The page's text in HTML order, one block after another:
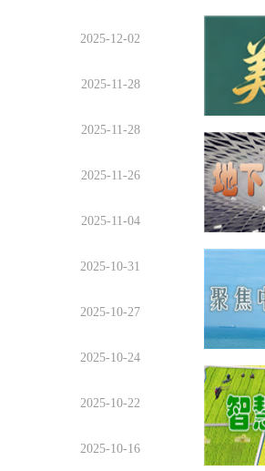
2025-12-02
2025-11-28
2025-11-28
2025-11-26
2025-11-04
2025-10-31
2025-10-27
2025-10-24
2025-10-22
2025-10-16